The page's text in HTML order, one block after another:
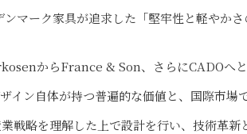
マーク家具が追求した「堅牢性と軽やかさ
からFrance & Son、さらにCADOへ
イン自体が持つ普遍的な価値と、国際市
戦略を理解した上で設計を行い、技術革